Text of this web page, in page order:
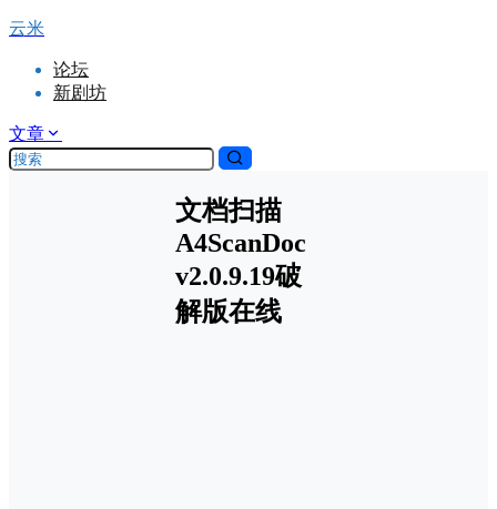
云米
论坛
新剧坊
文章
文档扫描
A4ScanDoc
v2.0.9.19破
解版在线